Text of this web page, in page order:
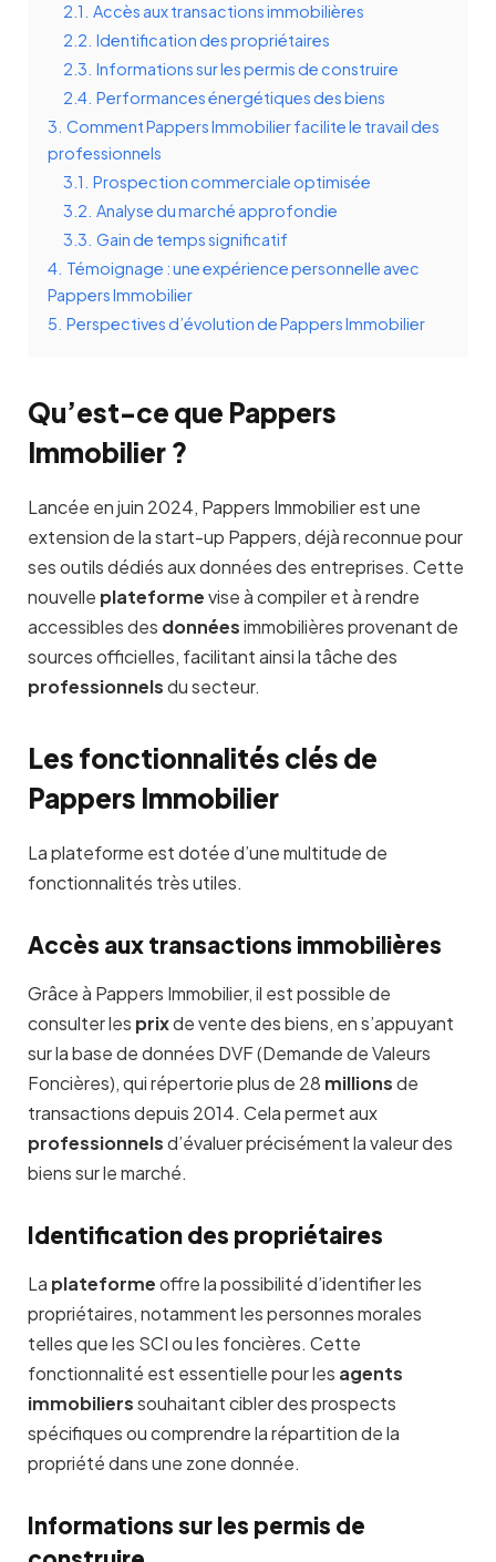
2.1. Accès aux transactions immobilières
2.2. Identification des propriétaires
2.3. Informations sur les permis de construire
2.4. Performances énergétiques des biens
3. Comment Pappers Immobilier facilite le travail des
professionnels
3.1. Prospection commerciale optimisée
3.2. Analyse du marché approfondie
3.3. Gain de temps significatif
4. Témoignage : une expérience personnelle avec
Pappers Immobilier
5. Perspectives d’évolution de Pappers Immobilier
Qu’est-ce que Pappers
Immobilier ?
Lancée en juin 2024, Pappers Immobilier est une
extension de la start-up Pappers, déjà reconnue pour
ses outils dédiés aux données des entreprises. Cette
nouvelle plateformevise à compiler et à rendre
accessibles des donnéesimmobilières provenant de
sources officielles, facilitant ainsi la tâche des
professionnelsdu secteur.
Les fonctionnalités clés de
Pappers Immobilier
La plateforme est dotée d’une multitude de
fonctionnalités très utiles.
Accès aux transactions immobilières
Grâce à Pappers Immobilier, il est possible de
consulter les prixde vente des biens, en s’appuyant
sur la base de données DVF (Demande de Valeurs
Foncières), qui répertorie plus de 28 millionsde
transactions depuis 2014. Cela permet aux
professionnelsd’évaluer précisément la valeur des
biens sur le marché.
Identification des propriétaires
La plateformeoffre la possibilité d’identifier les
propriétaires, notamment les personnes morales
telles que les SCI ou les foncières. Cette
fonctionnalité est essentielle pour les agents
immobilierssouhaitant cibler des prospects
spécifiques ou comprendre la répartition de la
propriété dans une zone donnée.
Informations sur les permis de